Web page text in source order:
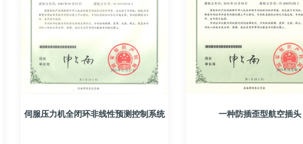
伺服压力机全闭环非线性预测控制系统 一种防插歪型航空插头